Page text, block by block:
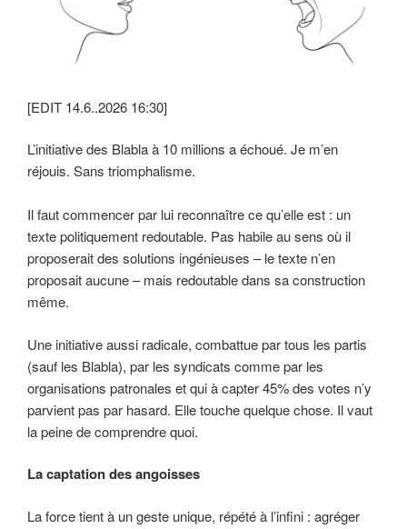
[EDIT 14.6..2026 16:30]
L’initiative des Blabla à 10 millions a échoué. Je m’en
réjouis. Sans triomphalisme.
Il faut commencer par lui reconnaître ce qu’elle est : un
texte politiquement redoutable. Pas habile au sens où il
proposerait des solutions ingénieuses – le texte n’en
proposait aucune – mais redoutable dans sa construction
même.
Une initiative aussi radicale, combattue par tous les partis
(sauf les Blabla), par les syndicats comme par les
organisations patronales et qui à capter 45% des votes n’y
parvient pas par hasard. Elle touche quelque chose. Il vaut
la peine de comprendre quoi.
La captation des angoisses
La force tient à un geste unique, répété à l’infini : agréger